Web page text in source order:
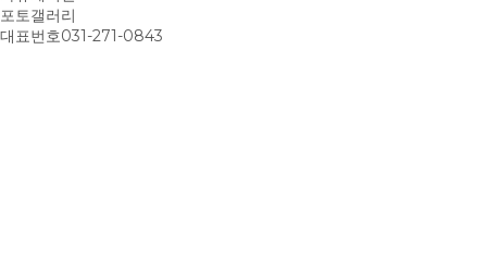
포토갤러리
대표번호031-271-0843